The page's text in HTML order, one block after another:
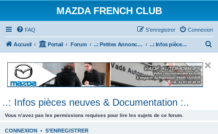
MAZDA FRENCH CLUB
FAQ Connexion
S’enregistrer
Accueil Portail Forum ..: Petites Annonces :.. (achats / ventes) ..: Infos pièces neuves & Documentation :..
..: Infos pièces neuves & Documentation :..
Vous n’avez pas les permissions requises pour lire les sujets de ce forum.
CONNEXION • S’ENREGISTRER